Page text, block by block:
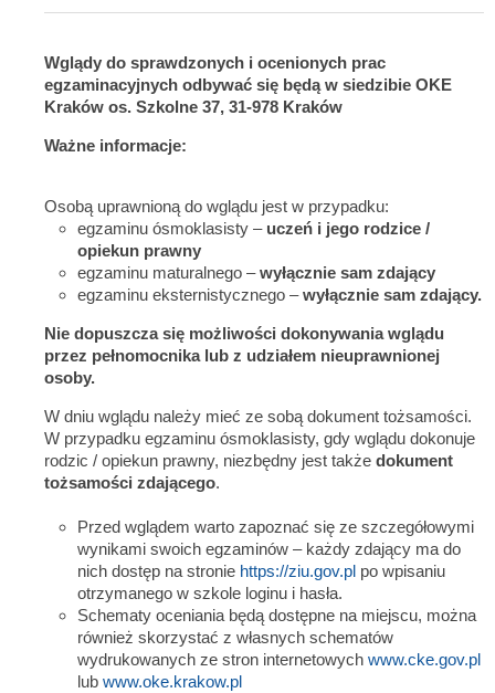
Wglądy do sprawdzonych i ocenionych prac
egzaminacyjnych odbywać się będą w siedzibie OKE
Kraków os. Szkolne 37, 31-978 Kraków
Ważne informacje:
Osobą uprawnioną do wglądu jest w przypadku:
egzaminu ósmoklasisty – uczeń i jego rodzice /
opiekun prawny
egzaminu maturalnego –wyłącznie sam zdający
egzaminu eksternistycznego –wyłącznie sam zdający.
Nie dopuszcza się możliwości dokonywania wglądu
przez pełnomocnika lub z udziałem nieuprawnionej
osoby.
W dniu wglądu należy mieć ze sobą dokument tożsamości.
W przypadku egzaminu ósmoklasisty, gdy wglądu dokonuje
rodzic / opiekun prawny, niezbędny jest także dokument
tożsamości zdającego.
Przed wglądem warto zapoznać się ze szczegółowymi
wynikami swoich egzaminów – każdy zdający ma do
nich dostęp na stronie https://ziu.gov.pl po wpisaniu
otrzymanego w szkole loginu i hasła.
Schematy oceniania będą dostępne na miejscu, można
również skorzystać z własnych schematów
wydrukowanych ze stron internetowych www.cke.gov.pl
lub www.oke.krakow.pl